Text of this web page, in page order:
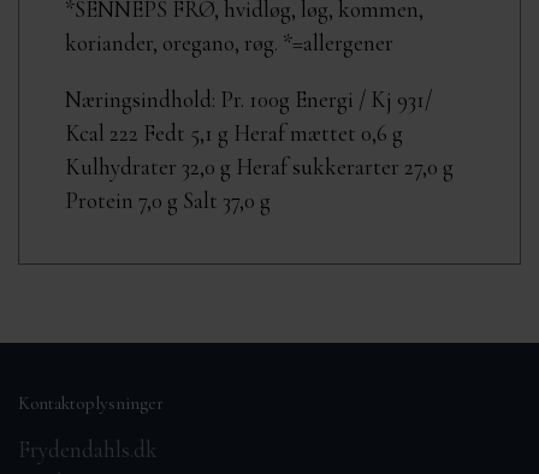
*SENNEPS FRØ, hvidløg, løg, kommen,
koriander, oregano, røg. *=allergener
Næringsindhold: Pr. 100g Energi / Kj 931/
Kcal 222 Fedt 5,1 g Heraf mættet 0,6 g
Kulhydrater 32,0 g Heraf sukkerarter 27,0 g
Protein 7,0 g Salt 37,0 g
Kontaktoplysninger
Frydendahls.dk